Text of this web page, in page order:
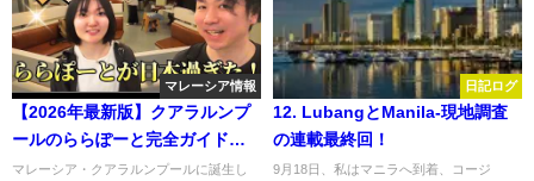
マレーシア情報
【2026年最新版】クアラルンプ
ールのららぽーと完全ガイド｜
店舗数・アクセス・見どころを
マレーシア・クアラルンプールに誕生し
日記ログ
12. LubangとManila-現地調査
の連載最終回！
9月18日、私はマニラへ到着、コージ